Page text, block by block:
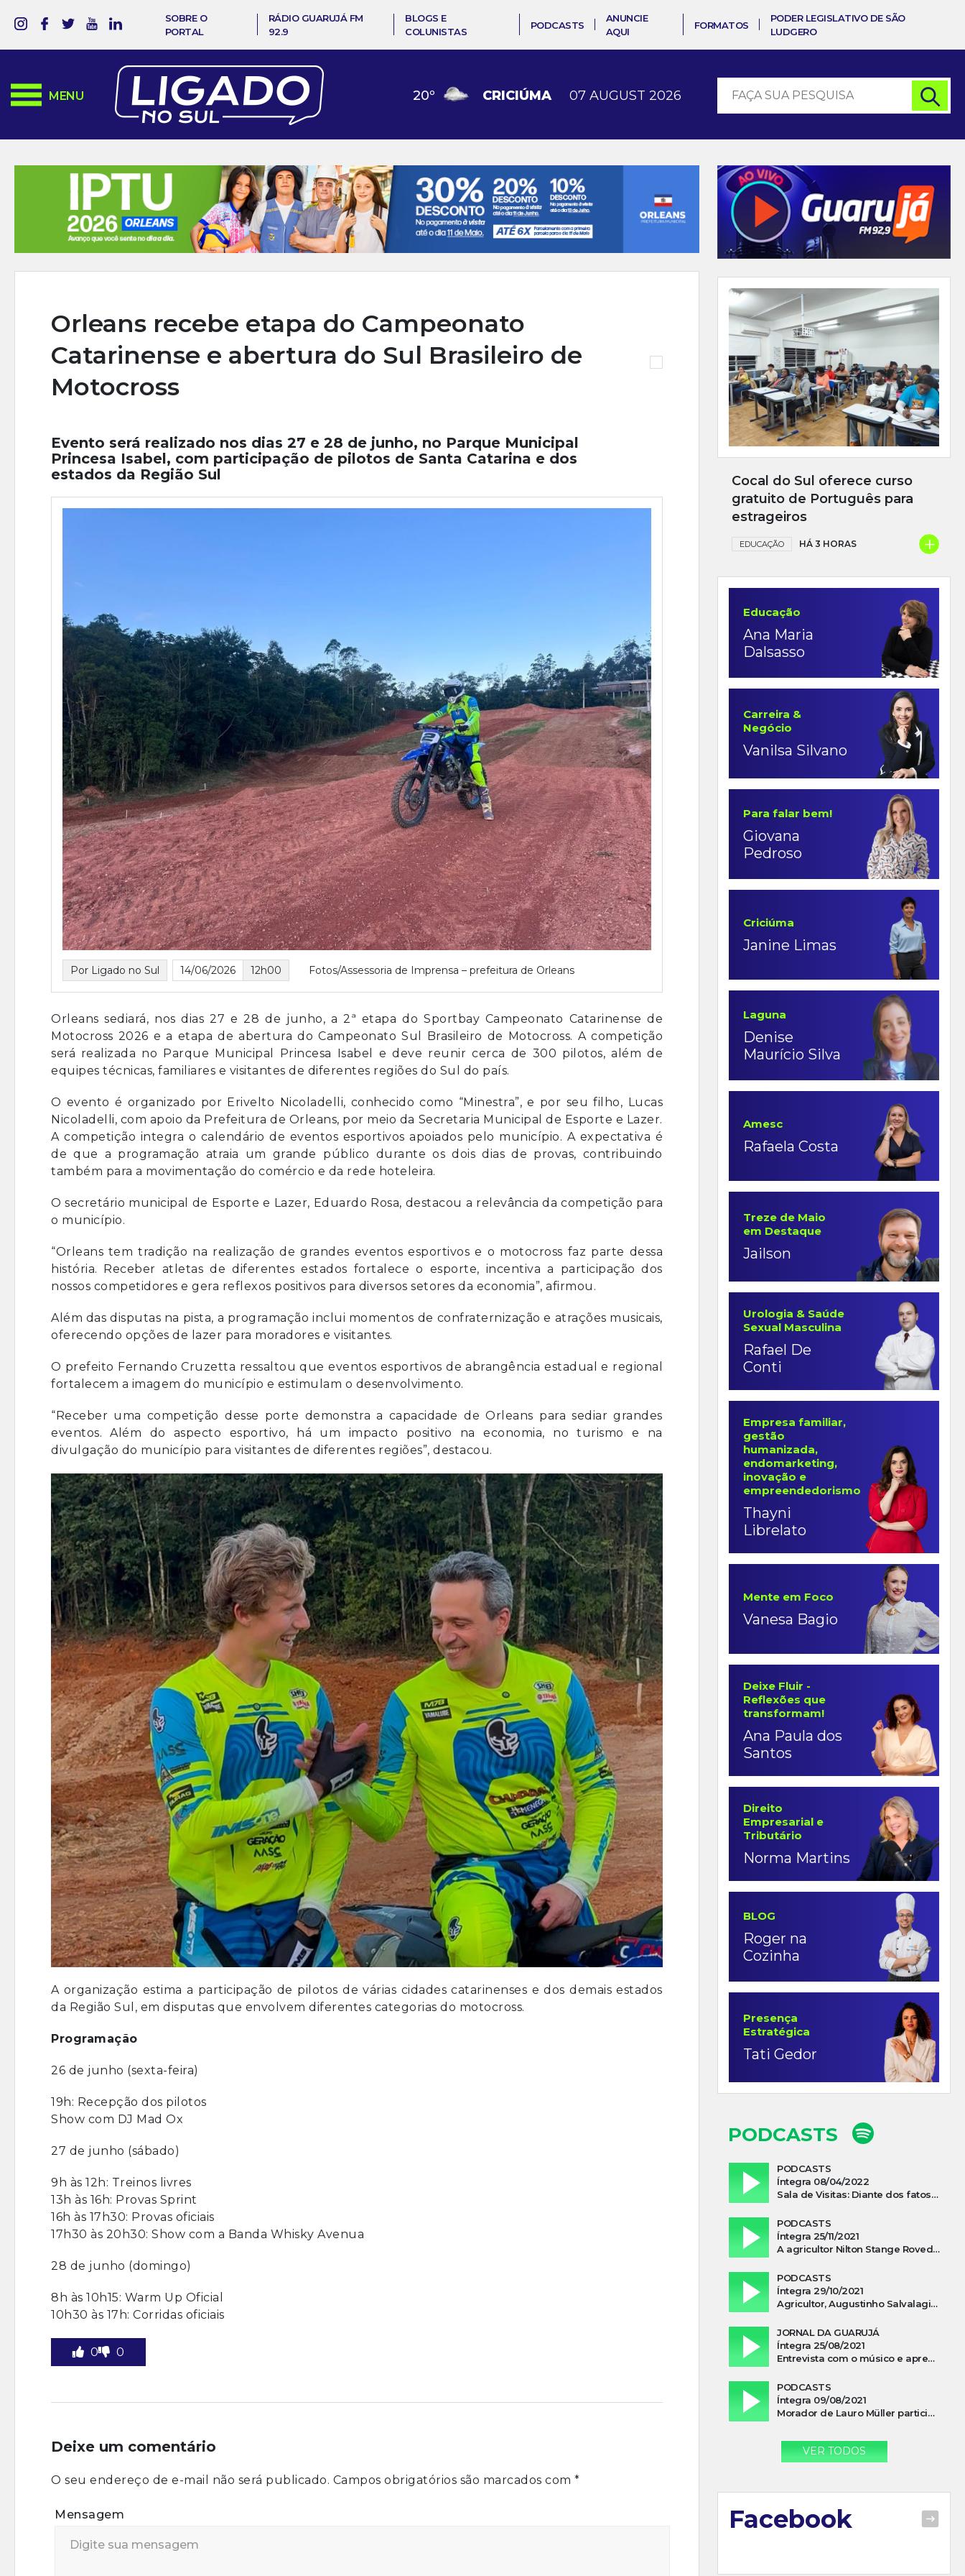
SOBRE O
PORTAL
RÁDIO GUARUJÁ FM
92.9
BLOGS E
COLUNISTAS
PODCASTS
ANUNCIE
AQUI
FORMATOS
PODER LEGISLATIVO DE SÃO
LUDGERO
MENU 20º CRICIÚMA 07 AUGUST 2026
Orleans recebe etapa do Campeonato
Catarinense e abertura do Sul Brasileiro de
Motocross
Evento será realizado nos dias 27 e 28 de junho, no Parque Municipal
Princesa Isabel, com participação de pilotos de Santa Catarina e dos
estados da Região Sul
Por Ligado no Sul 14/06/2026 12h00 Fotos/Assessoria de Imprensa – prefeitura de Orleans
Orleans sediará, nos dias 27 e 28 de junho, a 2ª etapa do Sportbay Campeonato Catarinense de
Motocross 2026 e a etapa de abertura do Campeonato Sul Brasileiro de Motocross. A competição
será realizada no Parque Municipal Princesa Isabel e deve reunir cerca de 300 pilotos, além de
equipes técnicas, familiares e visitantes de diferentes regiões do Sul do país.
O evento é organizado por Erivelto Nicoladelli, conhecido como “Minestra”, e por seu filho, Lucas
Nicoladelli, com apoio da Prefeitura de Orleans, por meio da Secretaria Municipal de Esporte e Lazer.
A competição integra o calendário de eventos esportivos apoiados pelo município. A expectativa é
de que a programação atraia um grande público durante os dois dias de provas, contribuindo
também para a movimentação do comércio e da rede hoteleira.
O secretário municipal de Esporte e Lazer, Eduardo Rosa, destacou a relevância da competição para
o município.
“Orleans tem tradição na realização de grandes eventos esportivos e o motocross faz parte dessa
história. Receber atletas de diferentes estados fortalece o esporte, incentiva a participação dos
nossos competidores e gera reflexos positivos para diversos setores da economia”, afirmou.
Além das disputas na pista, a programação inclui momentos de confraternização e atrações musicais,
oferecendo opções de lazer para moradores e visitantes.
O prefeito Fernando Cruzetta ressaltou que eventos esportivos de abrangência estadual e regional
fortalecem a imagem do município e estimulam o desenvolvimento.
“Receber uma competição desse porte demonstra a capacidade de Orleans para sediar grandes
eventos. Além do aspecto esportivo, há um impacto positivo na economia, no turismo e na
divulgação do município para visitantes de diferentes regiões”, destacou.
A organização estima a participação de pilotos de várias cidades catarinenses e dos demais estados
da Região Sul, em disputas que envolvem diferentes categorias do motocross.
Programação
26 de junho (sexta-feira)
19h: Recepção dos pilotos
Show com DJ Mad Ox
27 de junho (sábado)
9h às 12h: Treinos livres
13h às 16h: Provas Sprint
16h às 17h30: Provas oficiais
17h30 às 20h30: Show com a Banda Whisky Avenua
28 de junho (domingo)
8h às 10h15: Warm Up Oficial
10h30 às 17h: Corridas oficiais
0 0
Deixe um comentário
O seu endereço de e-mail não será publicado. Campos obrigatórios são marcados com *
Mensagem
Cocal do Sul oferece curso
gratuito de Português para
estrageiros
EDUCAÇÃO HÁ 3 HORAS +
Educação
Ana Maria
Dalsasso
Carreira &
Negócio
Vanilsa Silvano
Para falar bem!
Giovana
Pedroso
Criciúma
Janine Limas
Laguna
Denise
Maurício Silva
Amesc
Rafaela Costa
Treze de Maio
em Destaque
Jailson
Urologia & Saúde
Sexual Masculina
Rafael De
Conti
Empresa familiar,
gestão
humanizada,
endomarketing,
inovação e
empreendedorismo
Thayni
Librelato
Mente em Foco
Vanesa Bagio
Deixe Fluir -
Reflexões que
transformam!
Ana Paula dos
Santos
Direito
Empresarial e
Tributário
Norma Martins
BLOG
Roger na
Cozinha
Presença
Estratégica
Tati Gedor
PODCASTS
PODCASTS
Íntegra 08/04/2022
Sala de Visitas: Diante dos fatos que influenciam a economia o que podemos esperar de 2022
PODCASTS
Íntegra 25/11/2021
A agricultor Nilton Stange Roveda, afirma ter recebido ajuda espiritual durante acidente
PODCASTS
Íntegra 29/10/2021
Agricultor, Augustinho Salvalagio, relata sobre aparição do Cavaleiro Negro no Rio das Furnas
JORNAL DA GUARUJÁ
Íntegra 25/08/2021
Entrevista com o músico e apresentador, Lismael Ferrareis, no Cidade e Campo
PODCASTS
Íntegra 09/08/2021
Morador de Lauro Müller participa de motociata em apoio a Bolsonaro
VER TODOS
Facebook